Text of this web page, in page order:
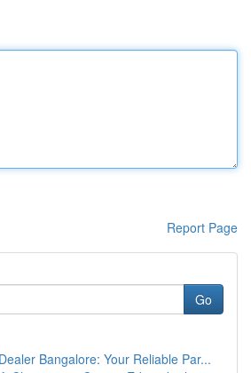
Report Page
Go
Bangalore: Your Reliable Par...